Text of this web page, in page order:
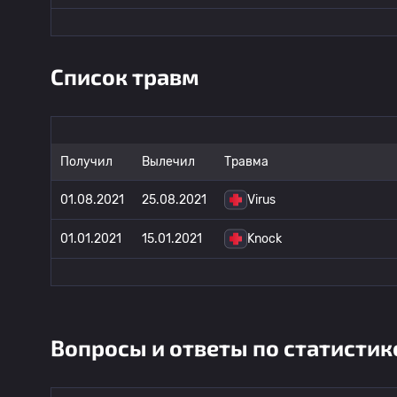
Список травм
Получил Вылечил Травма
01.08.2021 25.08.2021 Virus
01.01.2021 15.01.2021 Knock
Вопросы и ответы по